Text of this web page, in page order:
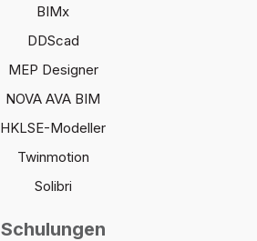
BIMx
DDScad
MEP Designer
NOVA AVA BIM
HKLSE-Modeller
Twinmotion
Solibri
Schulungen